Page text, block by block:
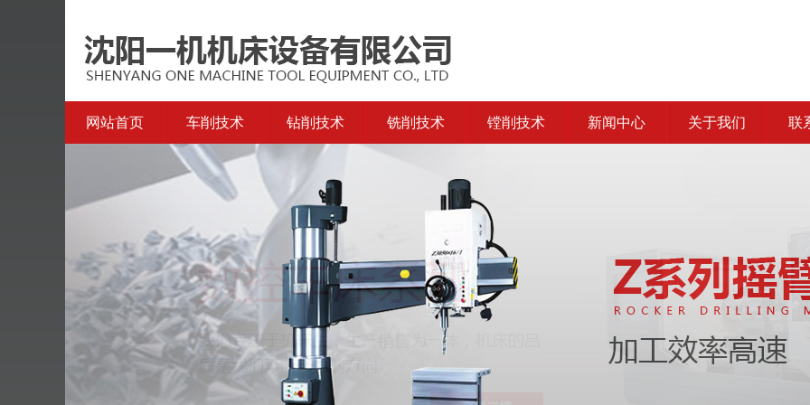
网站首页 车削技术 钻削技术 铣削技术 镗削技术 新闻中心 关于我们 联